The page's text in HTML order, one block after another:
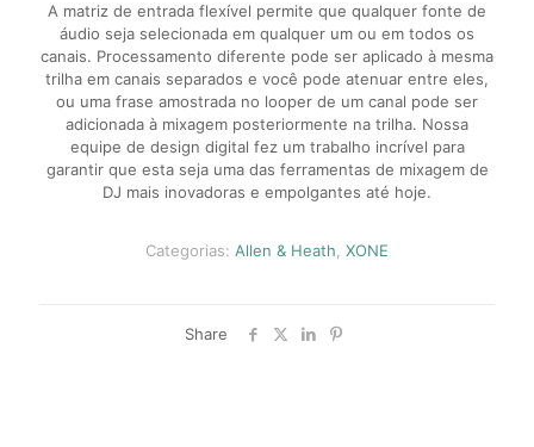
A matriz de entrada flexível permite que qualquer fonte de
áudio seja selecionada em qualquer um ou em todos os
canais. Processamento diferente pode ser aplicado à mesma
trilha em canais separados e você pode atenuar entre eles,
ou uma frase amostrada no looper de um canal pode ser
adicionada à mixagem posteriormente na trilha. Nossa
equipe de design digital fez um trabalho incrível para
garantir que esta seja uma das ferramentas de mixagem de
DJ mais inovadoras e empolgantes até hoje.
Categorias: Allen & Heath, XONE
Share